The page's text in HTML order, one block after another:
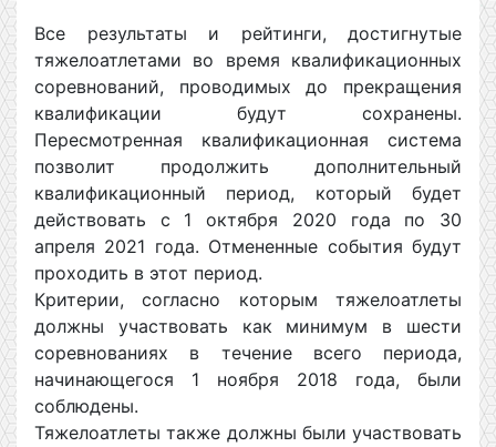
Все результаты и рейтинги, достигнутые
тяжелоатлетами во время квалификационных
соревнований, проводимых до прекращения
квалификации будут сохранены.
Пересмотренная квалификационная система
позволит продолжить дополнительный
квалификационный период, который будет
действовать с 1 октября 2020 года по 30
апреля 2021 года. Отмененные события будут
проходить в этот период.
Критерии, согласно которым тяжелоатлеты
должны участвовать как минимум в шести
соревнованиях в течение всего периода,
начинающегося 1 ноября 2018 года, были
соблюдены.
Тяжелоатлеты также должны были участвовать